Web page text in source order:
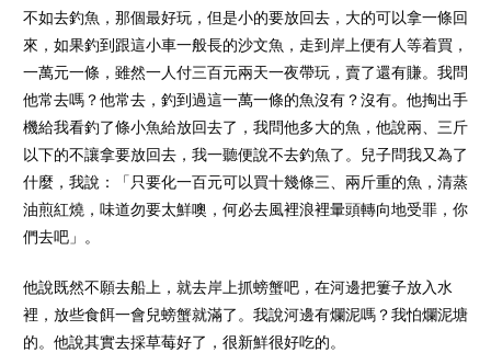
不如去釣魚，那個最好玩，但是小的要放回去，大的可以拿一條回
來，如果釣到跟這小車一般長的沙文魚，走到岸上便有人等着買，
一萬元一條，雖然一人付三百元兩天一夜帶玩，賣了還有賺。我問
他常去嗎？他常去，釣到過這一萬一條的魚沒有？沒有。他掏出手
機給我看釣了條小魚給放回去了，我問他多大的魚，他說兩、三斤
以下的不讓拿要放回去，我一聽便說不去釣魚了。兒子問我又為了
什麼，我說：「只要化一百元可以買十幾條三、兩斤重的魚，清蒸
油煎紅燒，味道勿要太鮮噢，何必去風裡浪裡暈頭轉向地受罪，你
們去吧」。
他說既然不願去船上，就去岸上抓螃蟹吧，在河邊把簍子放入水
裡，放些食餌一會兒螃蟹就滿了。我說河邊有爛泥嗎？我怕爛泥塘
的。他說其實去採草莓好了，很新鮮很好吃的。